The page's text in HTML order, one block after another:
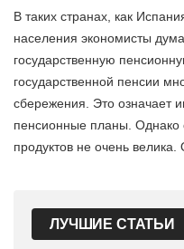
В таких странах, как
населения экономисты
государственную
государственной пенсии
сбережения. Это означает
пенсионные планы. Однако
продуктов не очень
ЛУЧШИЕ СТАТЬИ